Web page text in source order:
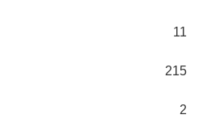
11
215
2